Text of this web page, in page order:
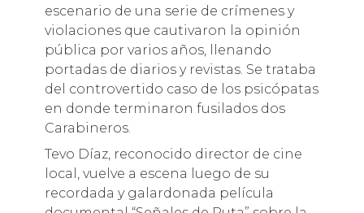
escenario de una serie de crímenes y
violaciones que cautivaron la opinión
pública por varios años, llenando
portadas de diarios y revistas. Se trataba
del controvertido caso de los psicópatas
en donde terminaron fusilados dos
Carabineros.
Tevo Díaz, reconocido director de cine
local, vuelve a escena luego de su
recordada y galardonada película